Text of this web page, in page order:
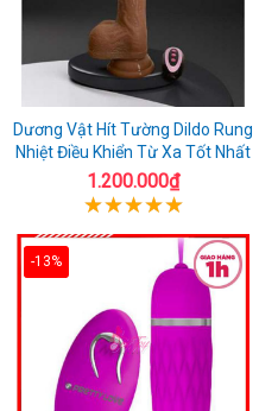
Dương Vật Hít Tường Dildo Rung
Nhiệt Điều Khiển Từ Xa Tốt Nhất
1.200.000₫
-13%